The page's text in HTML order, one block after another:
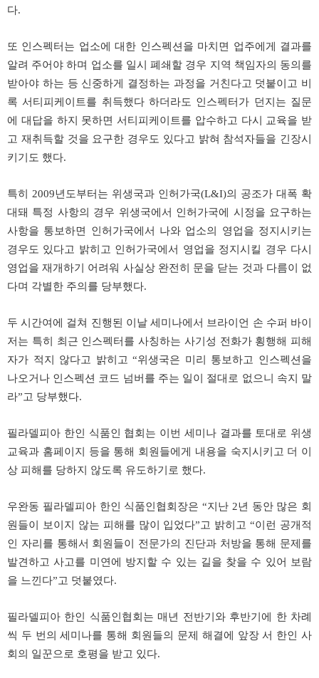
다.
또 인스펙터는 업소에 대한 인스펙션을 마치면 업주에게 결과를
알려 주어야 하며 업소를 일시 폐쇄할 경우 지역 책임자의 동의를
받아야 하는 등 신중하게 결정하는 과정을 거친다고 덧붙이고 비
록 서티피케이트를 취득했다 하더라도 인스펙터가 던지는 질문
에 대답을 하지 못하면 서티피케이트를 압수하고 다시 교육을 받
고 재취득할 것을 요구한 경우도 있다고 밝혀 참석자들을 긴장시
키기도 했다.
특히 2009년도부터는 위생국과 인허가국(L&I)의 공조가 대폭 확
대돼 특정 사항의 경우 위생국에서 인허가국에 시정을 요구하는
사항을 통보하면 인허가국에서 나와 업소의 영업을 정지시키는
경우도 있다고 밝히고 인허가국에서 영업을 정지시킬 경우 다시
영업을 재개하기 어려워 사실상 완전히 문을 닫는 것과 다름이 없
다며 각별한 주의를 당부했다.
두 시간여에 걸쳐 진행된 이날 세미나에서 브라이언 손 수퍼 바이
저는 특히 최근 인스펙터를 사칭하는 사기성 전화가 횡행해 피해
자가 적지 않다고 밝히고 “위생국은 미리 통보하고 인스펙션을
나오거나 인스펙션 코드 넘버를 주는 일이 절대로 없으니 속지 말
라”고 당부했다.
필라델피아 한인 식품인 협회는 이번 세미나 결과를 토대로 위생
교육과 홈페이지 등을 통해 회원들에게 내용을 숙지시키고 더 이
상 피해를 당하지 않도록 유도하기로 했다.
우완동 필라델피아 한인 식품인협회장은 “지난 2년 동안 많은 회
원들이 보이지 않는 피해를 많이 입었다”고 밝히고 “이런 공개적
인 자리를 통해서 회원들이 전문가의 진단과 처방을 통해 문제를
발견하고 사고를 미연에 방지할 수 있는 길을 찾을 수 있어 보람
을 느낀다”고 덧붙였다.
필라델피아 한인 식품인협회는 매년 전반기와 후반기에 한 차례
씩 두 번의 세미나를 통해 회원들의 문제 해결에 앞장 서 한인 사
회의 일꾼으로 호평을 받고 있다.